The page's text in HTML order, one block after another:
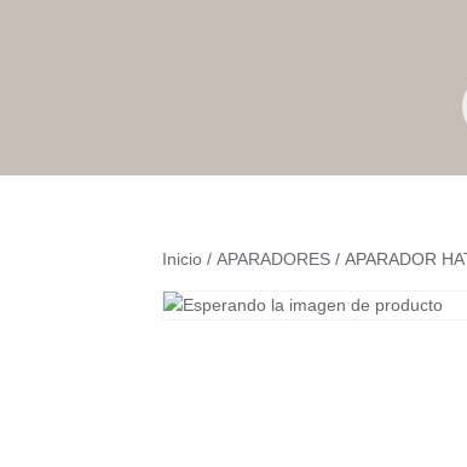
Inicio /APARADORES / APARADOR